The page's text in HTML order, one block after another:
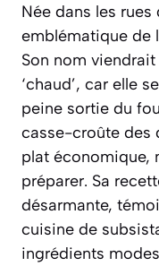
Née dans les
emblématique de
Son nom viendrait
‘chaud’, car elle
peine sortie du
casse-croûte des
plat économique,
préparer. Sa
désarmante,
cuisine de
ingrédients